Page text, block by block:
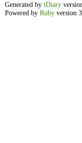
Generated by tDiary
Powered by Ruby version